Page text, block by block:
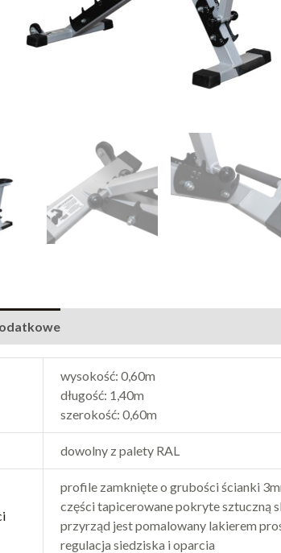
wysokość: 0,60m
długość: 1,40m
szerokość: 0,60m
dowolny z palety RAL
profile zamknięte o grubości ścianki
części tapicerowane pokryte sztuczną
przyrząd jest pomalowany lakierem
regulacja siedziska i oparcia